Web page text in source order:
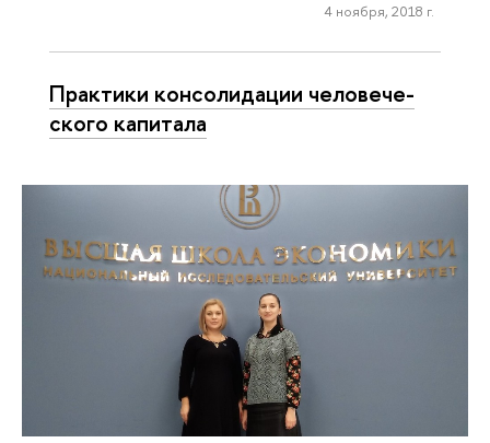
4 ноября, 2018 г.
Практики кон­со­ли­да­ции че­ло­ве­че­
ско­го капитала